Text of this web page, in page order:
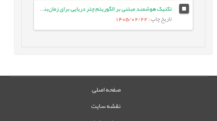
تکنیک هوشمند مبتنی بر الگوریتم چتر دریایی برای زمان‌بندی وظایف بر اساس اولویت در شبکه‌های IoT/Fog
تاریخ چاپ: 1405/02/22
صفحه اصلی
نقشه سایت